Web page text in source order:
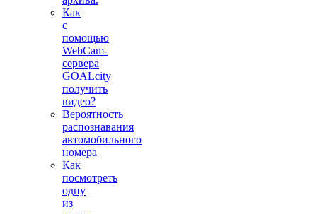
Как
с
помощью
WebCam-
сервера
GOALcity
получить
видео?
Вероятность
распознавания
автомобильного
номера
Как
посмотреть
одну
из